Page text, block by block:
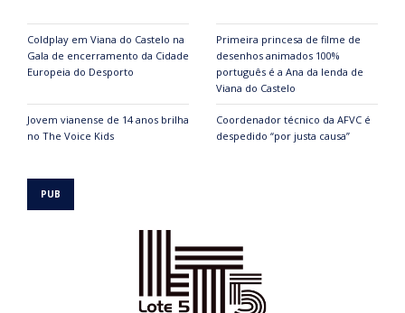
Coldplay em Viana do Castelo na
Gala de encerramento da Cidade
Europeia do Desporto
Primeira princesa de filme de
desenhos animados 100%
português é a Ana da lenda de
Viana do Castelo
Jovem vianense de 14 anos brilha
no The Voice Kids
Coordenador técnico da AFVC é
despedido “por justa causa”